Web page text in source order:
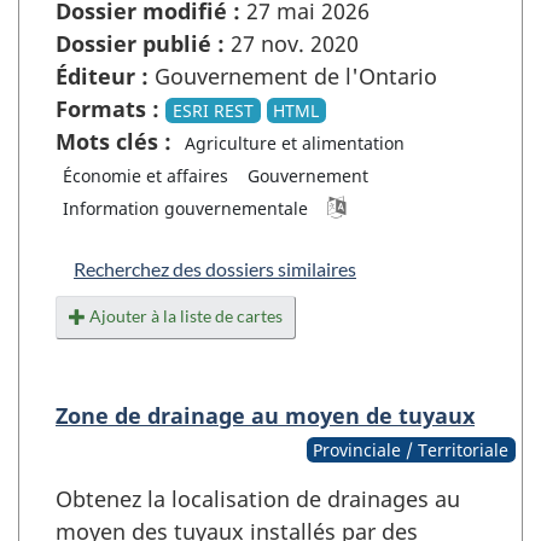
Dossier modifié : 27 mai 2026
Dossier publié : 27 nov. 2020
Éditeur : Gouvernement de l'Ontario
Formats :
ESRI REST HTML
Mots clés :
Agriculture et alimentation
Économie et affaires
Gouvernement
Information gouvernementale
Recherchez des dossiers similaires
Ajouter à la liste de cartes
Zone de drainage au moyen de tuyaux
Provinciale / Territoriale
Obtenez la localisation de drainages au
moyen des tuyaux installés par des